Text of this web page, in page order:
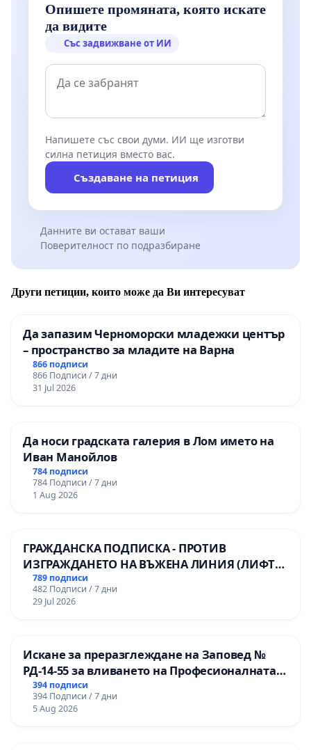
Опишете промяната, която искате
да видите
Със задвижване от ИИ
Напишете със свои думи. ИИ ще изготви
силна петиция вместо вас.
Създаване на петиция
Данните ви остават ваши
Поверителност по подразбиране
Други петиции, които може да Ви интересуват
Да запазим Черноморски младежки център
– пространство за младите на Варна
866 подписи
866 Подписи / 7 дни
31 Jul 2026
Да носи градската галерия в Лом името на
Иван Манойлов
784 подписи
784 Подписи / 7 дни
1 Aug 2026
ГРАЖДАНСКА ПОДПИСКА - ПРОТИВ
ИЗГРАЖДАНЕТО НА ВЪЖЕНА ЛИНИЯ (ЛИФТ)
НА ТЕРИТОРИЯТА НА ПРИРОДНА
ЗАБЕЛЕЖИТЕЛНОСТ „ХЪЛМ НА
ОСВОБОДИТЕЛИТЕ“ (БУНАРДЖИК)
789 подписи
482 Подписи / 7 дни
29 Jul 2026
Искане за преразглеждане на Заповед №
РД-14-55 за вливането на Професионалната
гимназия по промишлени технологии в
Професионалната гимназия по икономика и
мениджмънт – гр. Пазарджик
394 подписи
394 Подписи / 7 дни
5 Aug 2026